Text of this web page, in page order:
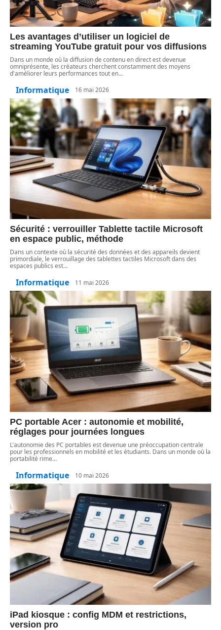
Les avantages d’utiliser un logiciel de
streaming YouTube gratuit pour vos diffusions
Dans un monde où la diffusion de contenu en direct est devenue
omniprésente, les créateurs cherchent constamment des moyens
d'améliorer leurs performances tout en…
Informatique 16 mai 2026
Sécurité : verrouiller Tablette tactile Microsoft
en espace public, méthode
Dans un contexte où la sécurité des données et des appareils devient
primordiale, le verrouillage des tablettes tactiles Microsoft dans des
espaces publics est…
Informatique 11 mai 2026
PC portable Acer : autonomie et mobilité,
réglages pour journées longues
L'autonomie des PC portables est devenue une préoccupation centrale
pour les professionnels en mobilité et les étudiants. Dans un monde où la
portabilité rime…
Informatique 10 mai 2026
iPad kiosque : config MDM et restrictions,
version pro